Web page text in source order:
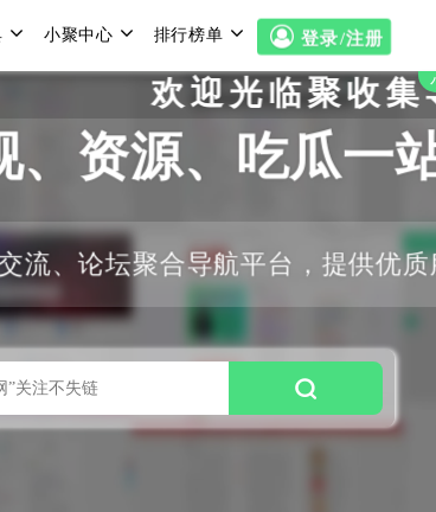
小聚中心 排行榜单 登录/注册
欢迎光临聚收集导航
资源、吃瓜一
流、论坛聚合导航平台，提供优